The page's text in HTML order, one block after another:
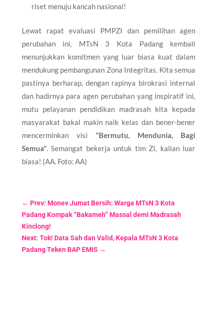
riset menuju kancah nasional!
Lewat rapat evaluasi PMPZI dan pemilihan agen
perubahan ini, MTsN 3 Kota Padang kembali
menunjukkan komitmen yang luar biasa kuat dalam
mendukung pembangunan Zona Integritas. Kita semua
pastinya berharap, dengan rapinya birokrasi internal
dan hadirnya para agen perubahan yang inspiratif ini,
mutu pelayanan pendidikan madrasah kita kepada
masyarakat bakal makin naik kelas dan bener-bener
mencerminkan visi “Bermutu, Mendunia, Bagi
Semua”. Semangat bekerja untuk tim ZI, kalian luar
biasa! (AA. Foto: AA)
← Prev: Monev Jumat Bersih: Warga MTsN 3 Kota
Padang Kompak “Bakameh” Massal demi Madrasah
Kinclong!
Next: Tok! Data Sah dan Valid, Kepala MTsN 3 Kota
Padang Teken BAP EMIS →